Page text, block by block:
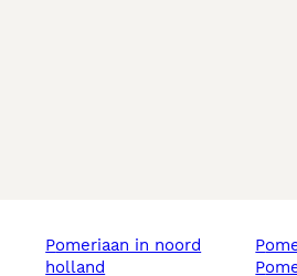
pomeriaan in noord
holland